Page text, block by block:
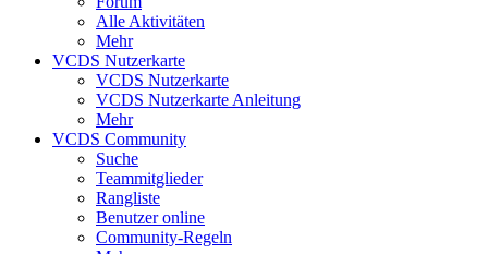
Alle Aktivitäten
Mehr
VCDS Nutzerkarte
VCDS Nutzerkarte
VCDS Nutzerkarte Anleitung
Mehr
VCDS Community
Suche
Teammitglieder
Rangliste
Benutzer online
Community-Regeln